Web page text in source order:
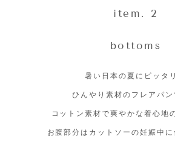
item. 2
bottoms
暑い日本の夏にピッタ
ひんやり素材のフレアパン
コットン素材で爽やかな着心地
お腹部分はカットソーの妊娠中